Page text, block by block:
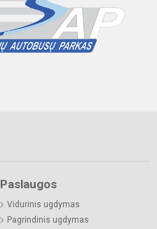
Paslaugos
Vidurinis ugdymas
Pagrindinis ugdymas